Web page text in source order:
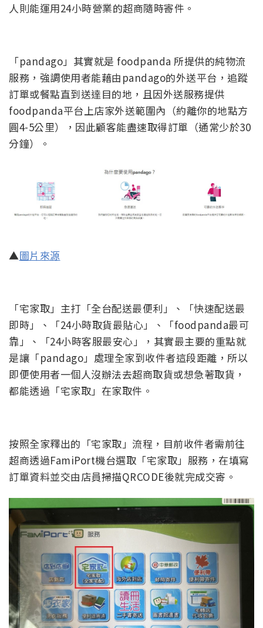
人則能運用24小時營業的超商隨時寄件。
「pandago」其實就是 foodpanda 所提供的純物流
服務，強調使用者能藉由pandago的外送平台，追蹤
訂單或餐點直到送達目的地，且因外送服務提供
foodpanda平台上店家外送範圍內（約離你的地點方
圓4-5公里），因此顧客能盡速取得訂單（通常少於30
分鐘）。
▲圖片來源
「宅家取」主打「全台配送最便利」、「快速配送最
即時」、「24小時取貨最貼心」、「foodpanda最可
靠」、「24小時客服最安心」，其實最主要的重點就
是讓「pandago」處理全家到收件者這段距離，所以
即便使用者一個人沒辦法去超商取貨或想急著取貨，
都能透過「宅家取」在家取件。
按照全家釋出的「宅家取」流程，目前收件者需前往
超商透過FamiPort機台選取「宅家取」服務，在填寫
訂單資料並交由店員掃描QRCODE後就完成交寄。